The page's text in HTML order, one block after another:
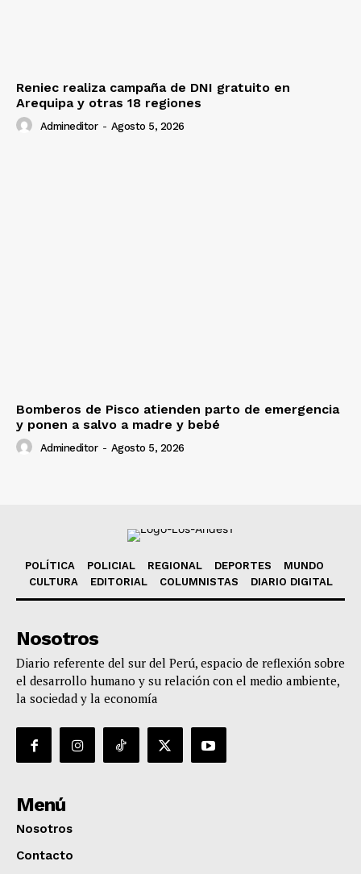
Reniec realiza campaña de DNI gratuito en
Arequipa y otras 18 regiones
Admineditor - Agosto 5, 2026
Bomberos de Pisco atienden parto de emergencia
y ponen a salvo a madre y bebé
Admineditor - Agosto 5, 2026
POLÍTICA POLICIAL REGIONAL DEPORTES
MUNDO
CULTURA
EDITORIAL COLUMNISTAS DIARIO DIGITAL
Nosotros
Diario referente del sur del Perú, espacio de reflexión sobre
el desarrollo humano y su relación con el medio ambiente,
la sociedad y la economía
Menú
Nosotros
Contacto